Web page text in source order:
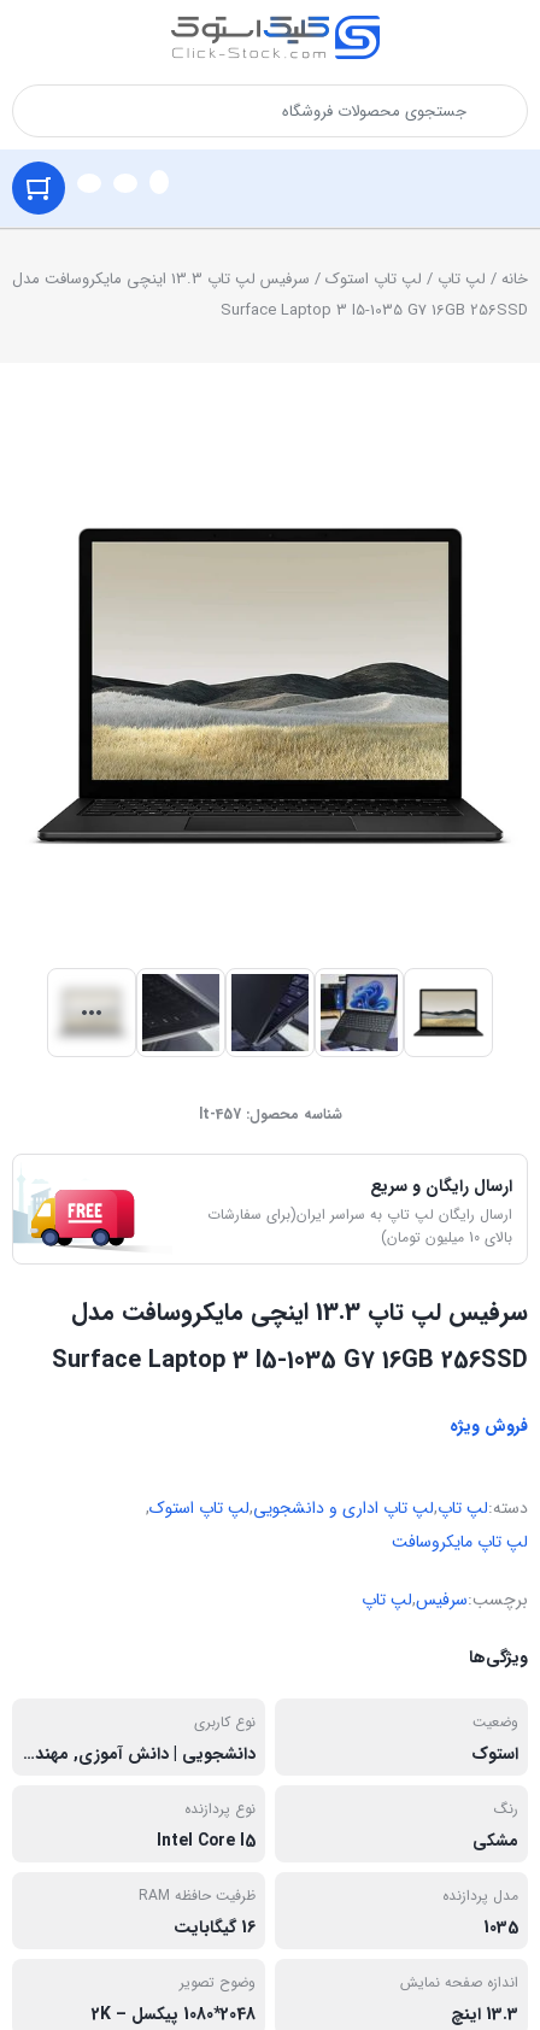
خانه/ لپ تاپ / لپ تاپ استوک
/ سرفیس لپ تاپ 13.3 اینچی مایکروسافت مدل
Surface Laptop 3 I5-1035 G7 16GB 256SSD
شناسه محصول:lt-457
ارسال رایگان و سریع
ارسال رایگان لپ تاپ به سراسر ایران(برای سفارشات
بالای 10 میلیون تومان)
سرفیس لپ تاپ 13.3 اینچی مایکروسافت مدل
Surface Laptop 3 I5-1035 G7 16GB 256SSD
فروش ویژه
دسته:لپ تاپ,لپ تاپ اداری و دانشجویی,لپ تاپ استوک,
لپ تاپ مایکروسافت
برچسب:سرفیس,لپ تاپ
ویژگی‌ها
وضعیت
استوک
نوع کاربری
دانشجویی | دانش آموزی, مهندسی
رنگ
مشکی
نوع پردازنده
Intel Core I5
مدل پردازنده
1035
ظرفیت حافظه RAM
16 گیگابایت
اندازه صفحه نمایش
13.3 اینچ
وضوح تصویر
2048*1080 پیکسل – 2K